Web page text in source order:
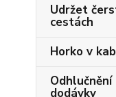
Udržet
cestách
Horko v
dodávky